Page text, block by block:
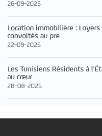
26-09-2025
Location immobilière :
convoités au pre
22-09-2025
Les Tunisiens Résidents à
au cœur
28-08-2025